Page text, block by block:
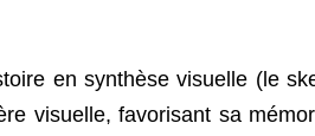
en synthèse visuelle (le
visuelle, favorisant sa